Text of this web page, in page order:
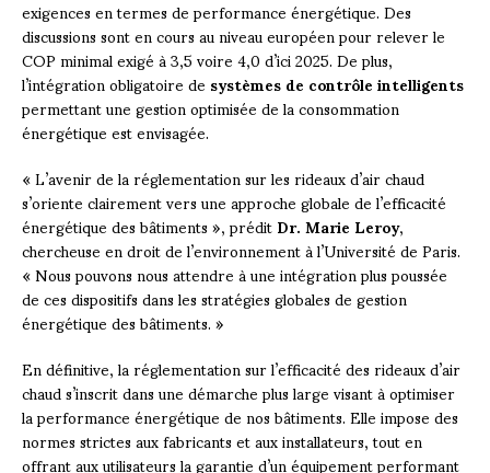
exigences en termes de performance énergétique. Des
discussions sont en cours au niveau européen pour relever le
COP minimal exigé à 3,5 voire 4,0 d’ici 2025. De plus,
l’intégration obligatoire desystèmes de contrôle intelligents
permettant une gestion optimisée de la consommation
énergétique est envisagée.
« L’avenir de la réglementation sur les rideaux d’air chaud
s’oriente clairement vers une approche globale de l’efficacité
énergétique des bâtiments », préditDr. Marie Leroy,
chercheuse en droit de l’environnement à l’Université de Paris.
« Nous pouvons nous attendre à une intégration plus poussée
de ces dispositifs dans les stratégies globales de gestion
énergétique des bâtiments. »
En définitive, la réglementation sur l’efficacité des rideaux d’air
chaud s’inscrit dans une démarche plus large visant à optimiser
la performance énergétique de nos bâtiments. Elle impose des
normes strictes aux fabricants et aux installateurs, tout en